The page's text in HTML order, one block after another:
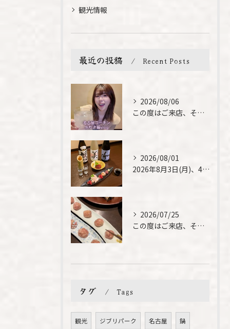
観光情報
最近の投稿 Recent Posts
2026/08/06
この度はご来店、そして素敵なご紹介誠にありがとうございます✨...
2026/08/01
2026年8月3日(月)、4日(火)は、臨時休業させて頂きま...
2026/07/25
この度はご来店、そして素敵なご紹介誠にありがとうございます✨...
タグ Tags
観光 ジブリパーク 名古屋 鍋